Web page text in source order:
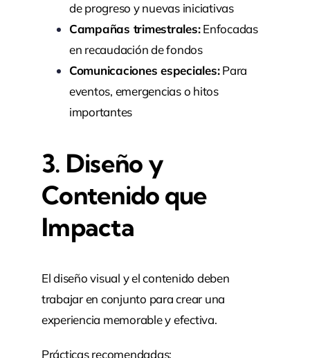
de progreso y nuevas iniciativas
Campañas trimestrales:Enfocadas
en recaudación de fondos
Comunicaciones especiales:Para
eventos, emergencias o hitos
importantes
3. Diseño y
Contenido que
Impacta
El diseño visual y el contenido deben
trabajar en conjunto para crear una
experiencia memorable y efectiva.
Prácticas recomendadas: